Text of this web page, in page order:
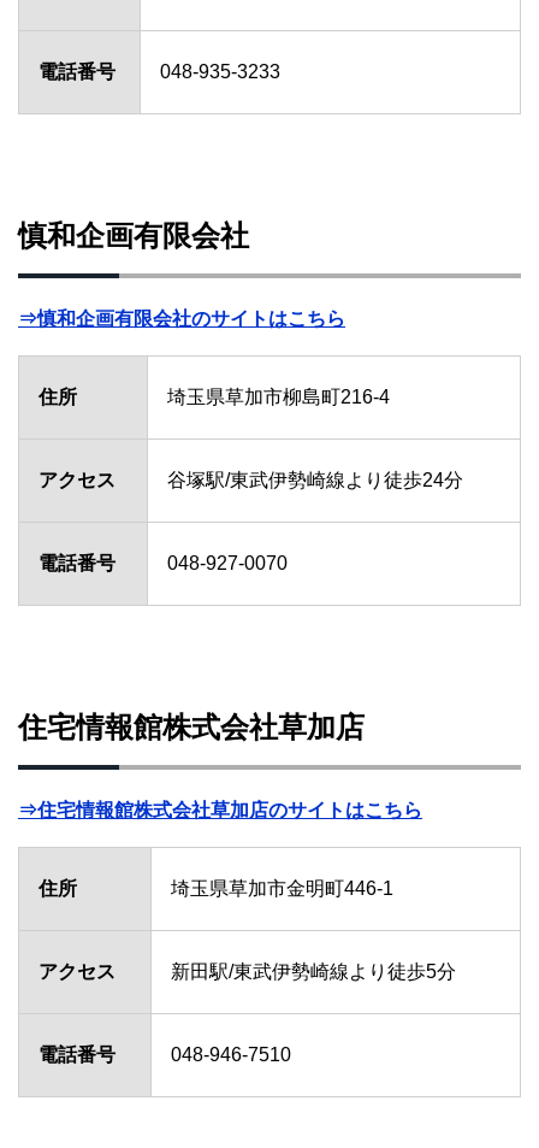
電話番号 048-935-3233
慎和企画有限会社
⇒慎和企画有限会社のサイトはこちら
住所 埼玉県草加市柳島町216-4
アクセス 谷塚駅/東武伊勢崎線より徒歩24分
電話番号 048-927-0070
住宅情報館株式会社草加店
⇒住宅情報館株式会社草加店のサイトはこちら
住所 埼玉県草加市金明町446-1
アクセス 新田駅/東武伊勢崎線より徒歩5分
電話番号 048-946-7510